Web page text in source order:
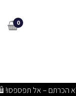
0
הכרתם – אל